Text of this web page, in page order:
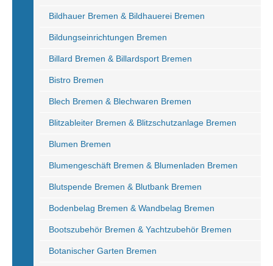
Bildhauer Bremen & Bildhauerei Bremen
Bildungseinrichtungen Bremen
Billard Bremen & Billardsport Bremen
Bistro Bremen
Blech Bremen & Blechwaren Bremen
Blitzableiter Bremen & Blitzschutzanlage Bremen
Blumen Bremen
Blumengeschäft Bremen & Blumenladen Bremen
Blutspende Bremen & Blutbank Bremen
Bodenbelag Bremen & Wandbelag Bremen
Bootszubehör Bremen & Yachtzubehör Bremen
Botanischer Garten Bremen